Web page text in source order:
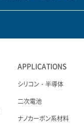
APPLICATIONS
シリコン・半導体
二次電池
ナノカーボン系材料